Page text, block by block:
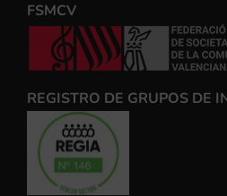
FSMCV
REGISTRO DE GRUPOS DE